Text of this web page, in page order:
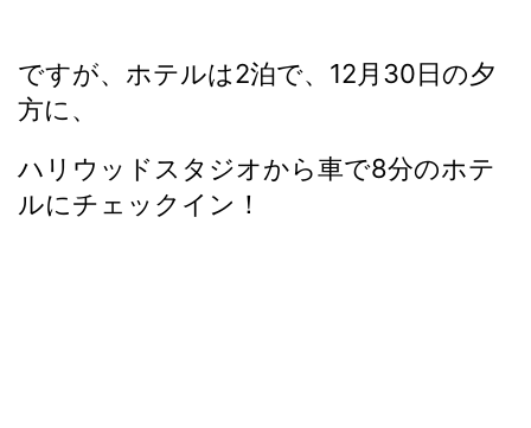
ですが、ホテルは2泊で、12月30日の夕
方に、
ハリウッドスタジオから車で8分のホテ
ルにチェックイン！